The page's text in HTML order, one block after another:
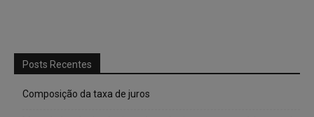
Posts Recentes
Composição da taxa de juros